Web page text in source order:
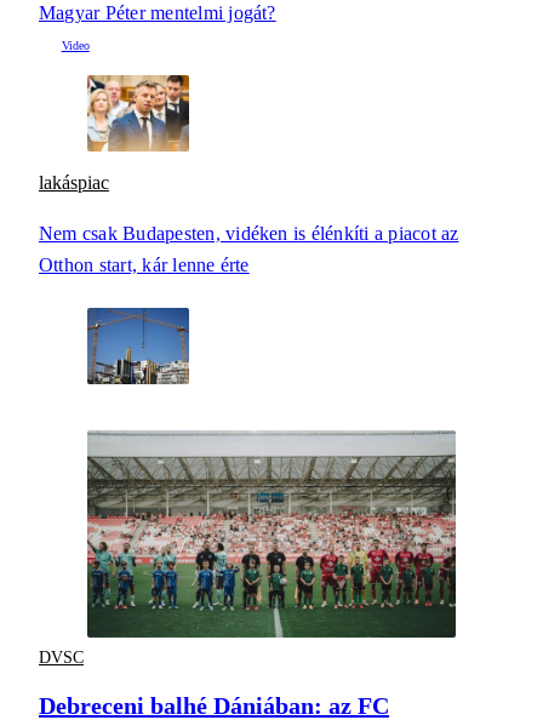
Magyar Péter mentelmi jogát?
lakáspiac
Nem csak Budapesten, vidéken is élénkíti a piacot az
Otthon start, kár lenne érte
DVSC
Debreceni balhé Dániában: az FC